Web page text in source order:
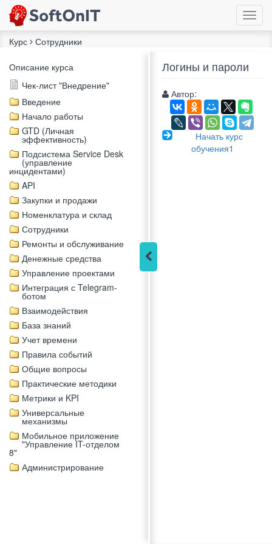
Курс Сотрудники
Описание курса
Чек-лист "Внедрение"
Введение
Начало работы
GTD (Личная
эффективность)
Подсистема Service Desk
(управление
инцидентами)
API
Закупки и продажи
Номенклатура и склад
Сотрудники
Ремонты и обслуживание
Денежные средства
Управление проектами
Интеграция с Telegram-
ботом
Взаимодействия
База знаний
Учет времени
Правила событий
Общие вопросы
Практические методики
Метрики и KPI
Универсальные
механизмы
Мобильное приложение
"Управление IT-отделом
8"
Администрирование
Логины и пароли
Автор:
Начать курс
обучения1